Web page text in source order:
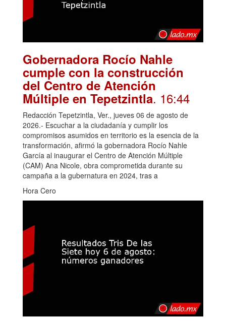
Gobernadora Rocío Nahle
cumple con la construcción
del Centro de Atención
Múltiple en Tepetzintla. 16:44
Redacción Tepetzintla, Ver., jueves 06 de agosto de
2026.- Escuchar a la ciudadanía y cumplir los
compromisos asumidos en territorio es la esencia de la
transformación, afirmó la gobernadora Rocío Nahle
García al inaugurar el Centro de Atención Múltiple
(CAM) Ana Nicole, obra comprometida durante su
campaña a la gubernatura en 2024, tras a
Hora Cero